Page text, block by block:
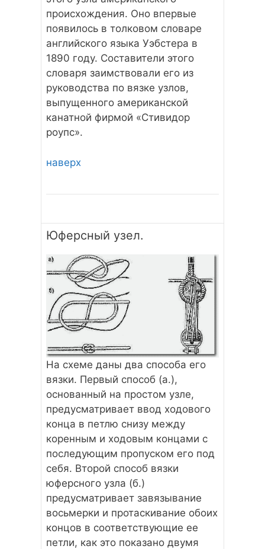
происхождения. Оно впервые
появилось в толковом словаре
английского языка Уэбстера в
1890 году. Составители этого
словаря заимствовали его из
руководства по вязке узлов,
выпущенного американской
канатной фирмой «Стивидор
роупс».
наверх
Юферсный узел.
На схеме даны два способа его
вязки. Первый способ (а.),
основанный на простом узле,
предусматривает ввод ходового
конца в петлю снизу между
коренным и ходовым концами с
последующим пропуском его под
себя. Второй способ вязки
юферсного узла (б.)
предусматривает завязывание
восьмерки и протаскивание обоих
концов в соответствующие ее
петли, как это показано двумя